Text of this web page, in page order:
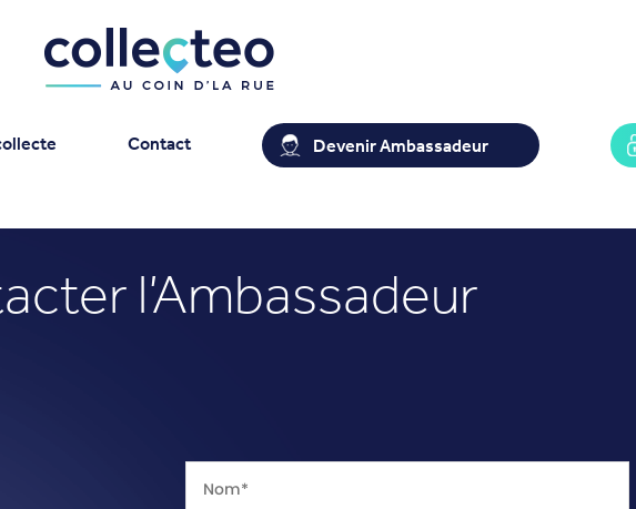
Contact Devenir Ambassadeur
l’Ambassadeur